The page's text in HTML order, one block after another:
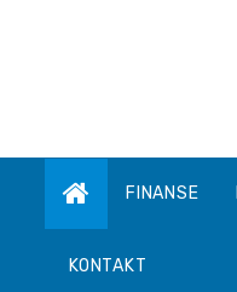
FINANSE
KONTAKT